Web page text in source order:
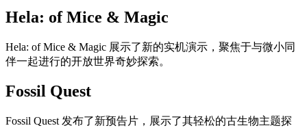
Hela: of Mice & Magic
Hela: of Mice & Magic 展示了新的实机演示，聚焦于与微小同
伴一起进行的开放世界奇妙探索。
Fossil Quest
Fossil Quest 发布了新预告片，展示了其轻松的古生物主题探